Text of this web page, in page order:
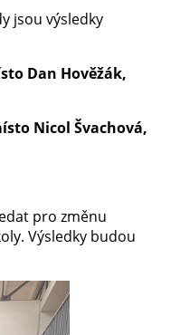
jsou výsledky
Dan Hověžák,
Nicol Švachová,
pro změnu
Výsledky budou